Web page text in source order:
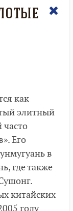
как
элитный
часто
Его
в
где также
китайских
году